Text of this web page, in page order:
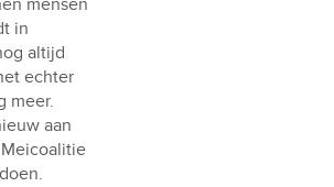
mensen
in
altijd
echter
meer.
aan